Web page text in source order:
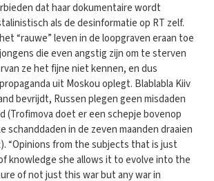
dat haar dokumentaire wordt
als de desinformatie op RT zelf.
“rauwe” leven in de loopgraven eraan toe
die even angstig zijn om te sterven
ze het fijne niet kennen, en dus
uit Moskou oplegt. Blablabla Kiiv
bevrijdt, Russen plegen geen misdaden
(Trofimova doet er een schepje bovenop
schanddaden in de zeven maanden draaien
“Opinions from the subjects that is just
knowledge she allows it to evolve into the
of not just this war but any war in